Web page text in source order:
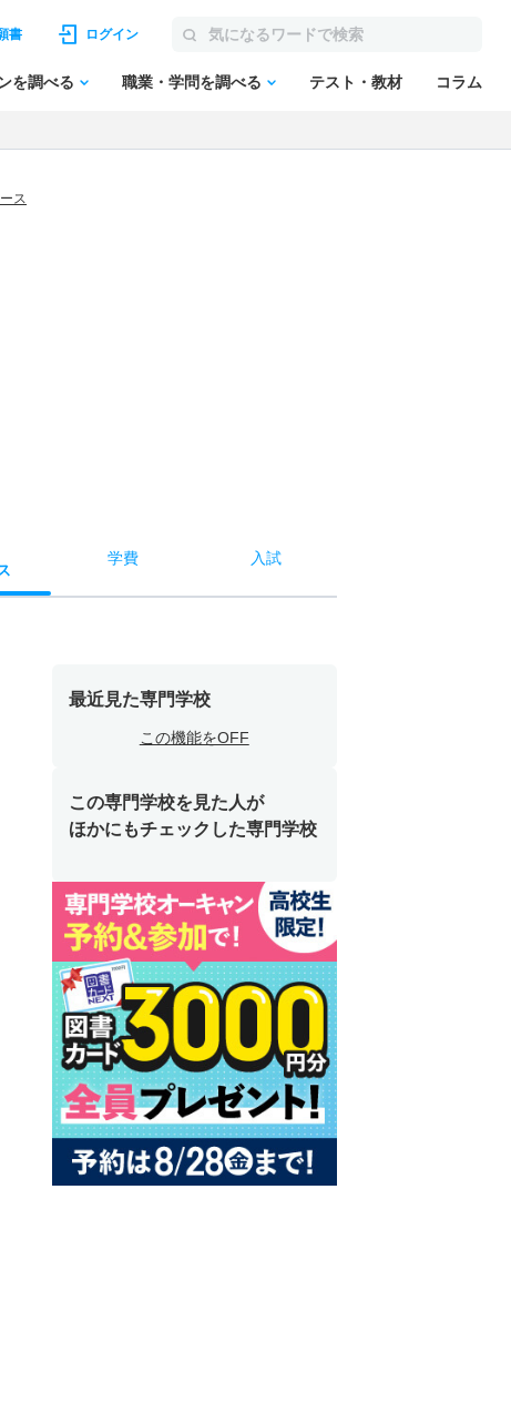
書 ログイン
を調べる 職業・学問を調べる テスト・教材 コラム
ス
学費 入試
最近見た専門学校
この機能をOFF
この専門学校を見た人が
ほかにもチェックした専門学校